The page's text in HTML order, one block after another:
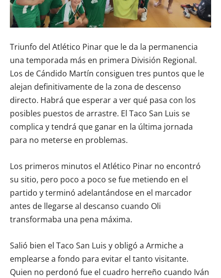
Triunfo del Atlético Pinar que le da la permanencia
una temporada más en primera División Regional.
Los de Cándido Martín consiguen tres puntos que le
alejan definitivamente de la zona de descenso
directo. Habrá que esperar a ver qué pasa con los
posibles puestos de arrastre. El Taco San Luis se
complica y tendrá que ganar en la última jornada
para no meterse en problemas.
Los primeros minutos el Atlético Pinar no encontró
su sitio, pero poco a poco se fue metiendo en el
partido y terminó adelantándose en el marcador
antes de llegarse al descanso cuando Oli
transformaba una pena máxima.
Salió bien el Taco San Luis y obligó a Armiche a
emplearse a fondo para evitar el tanto visitante.
Quien no perdonó fue el cuadro herreño cuando Iván